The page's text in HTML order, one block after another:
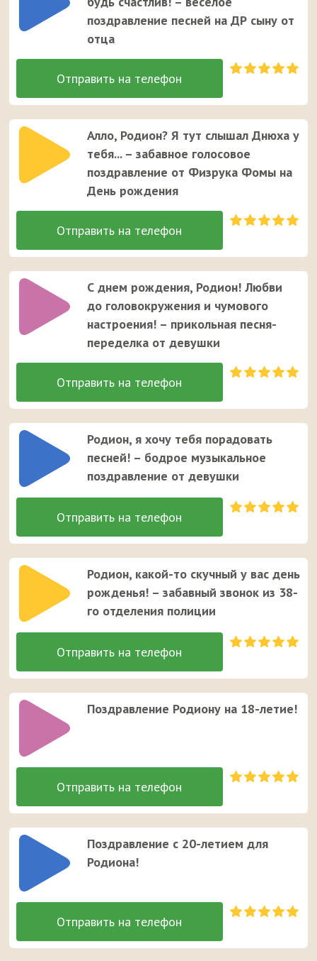
поздравление песней на ДР сыну от
отца
Алло, Родион? Я тут слышал Днюха у
тебя... – забавное голосовое
поздравление от Физрука Фомы на
День рождения
С днем рождения, Родион! Любви
до головокружения и чумового
настроения! – прикольная песня-
переделка от девушки
Родион, я хочу тебя порадовать
песней! – бодрое музыкальное
поздравление от девушки
Родион, какой-то скучный у вас день
рожденья! – забавный звонок из 38-
го отделения полиции
Поздравление Родиону на 18-летие!
Поздравление с 20-летием для
Родиона!